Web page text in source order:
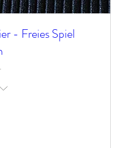
- Freies Spiel